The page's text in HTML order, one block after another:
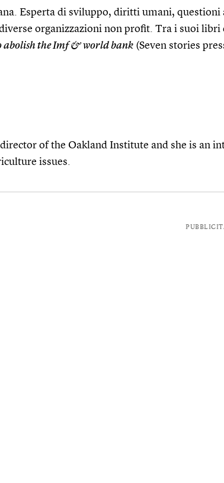
Esperta di sviluppo, diritti umani,
organizzazioni non profit. Tra i suoi libri
abolish the Imf & world bank (Seven stories
of the Oakland Institute and she is an
issues.